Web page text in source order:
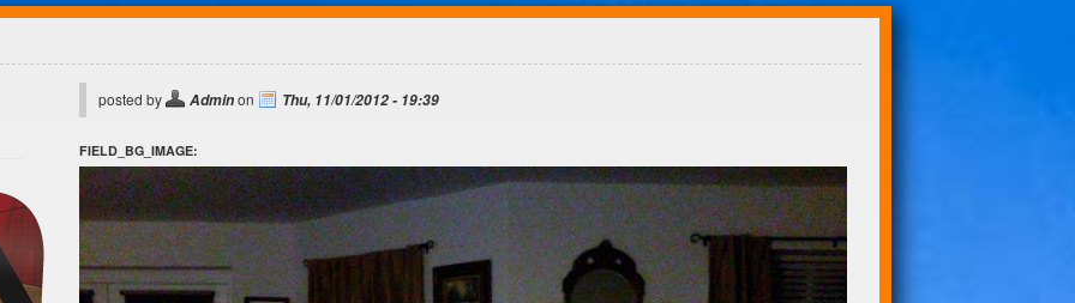
posted by Adminon Thu, 11/01/2012 - 19:39
FIELD_BG_IMAGE: